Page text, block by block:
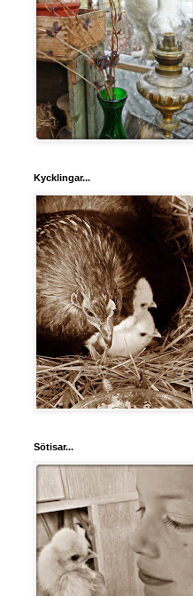
Kycklingar...
Sötisar...